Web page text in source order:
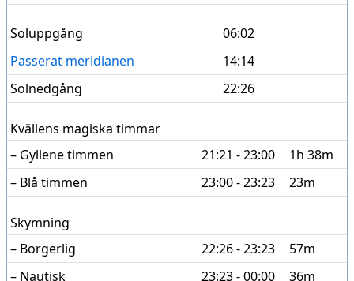
Soluppgång
06:02
Passerat meridianen
14:14
Solnedgång
22:26
Kvällens magiska timmar
– Gyllene timmen
21:21 - 23:00
1h 38m
– Blå timmen
23:00 - 23:23 23m
Skymning
– Borgerlig
22:26 - 23:23
57m
– Nautisk
23:23 - 00:00 36m